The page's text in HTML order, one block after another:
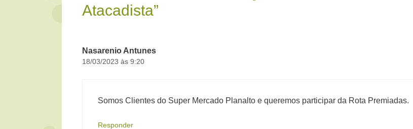
Atacadista”
Nasarenio Antunes
18/03/2023 às 9:20
Somos Clientes do Super Mercado Planalto e queremos participar da Rota Premiadas.
Responder